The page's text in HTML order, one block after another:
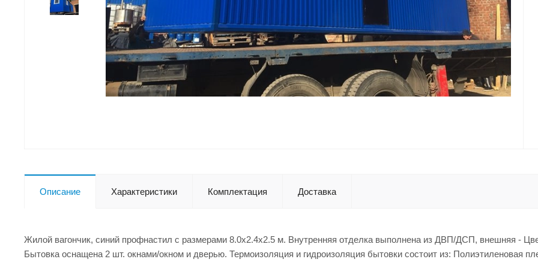
Описание Характеристики Комплектация Доставка
Жилой вагончик, синий профнастил с размерами 8.0x2.4x2.5 м. Внутренняя отделка выполнена из ДВП/ДСП, внешняя -
Бытовка оснащена 2 шт. окнами/окном и дверью. Термоизоляция и гидроизоляция бытовки состоит из: Полиэтиленовая